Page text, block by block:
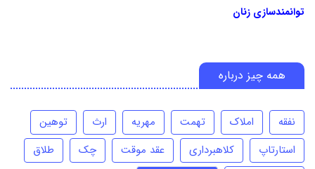
توانمندسازی زنان
همه چیز درباره
نفقه املاک تهمت مهریه ارث
توهین
استارتاپ
کلاهبرداری عقد موقت چک
طلاق